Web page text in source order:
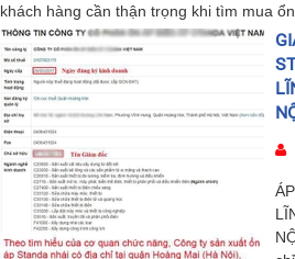
khách hàng cần thận trọng khi tìm mua ổn